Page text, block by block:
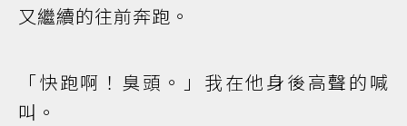
又繼續的往前奔跑。
「快跑啊！臭頭。」我在他身後高聲的喊
叫。